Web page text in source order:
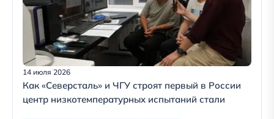
14 июля 2026
Как «Северсталь» и ЧГУ строят первый в России
центр низкотемпературных испытаний стали